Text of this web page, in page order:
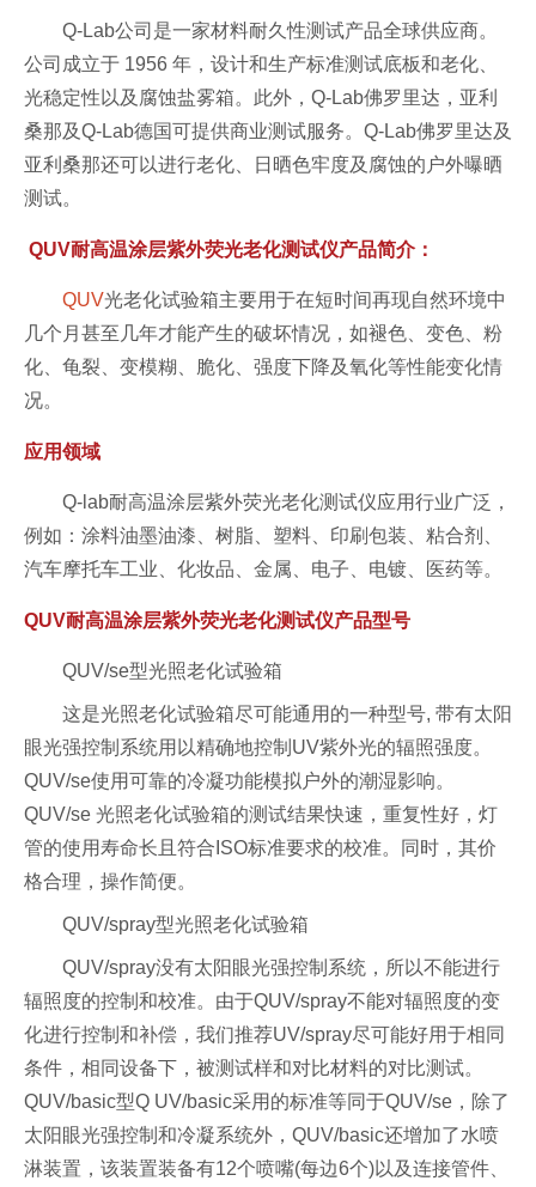
Q-Lab公司是一家材料耐久性测试产品全球供应商。
公司成立于 1956 年，设计和生产标准测试底板和老化、
光稳定性以及腐蚀盐雾箱。此外，Q-Lab佛罗里达，亚利
桑那及Q-Lab德国可提供商业测试服务。Q-Lab佛罗里达及
亚利桑那还可以进行老化、日晒色牢度及腐蚀的户外曝晒
测试。
QUV耐高温涂层紫外荧光老化测试仪产品简介：
QUV光老化试验箱主要用于在短时间再现自然环境中
几个月甚至几年才能产生的破坏情况，如褪色、变色、粉
化、龟裂、变模糊、脆化、强度下降及氧化等性能变化情
况。
应用领域
Q-lab耐高温涂层紫外荧光老化测试仪应用行业广泛，
例如：涂料油墨油漆、树脂、塑料、印刷包装、粘合剂、
汽车摩托车工业、化妆品、金属、电子、电镀、医药等。
QUV耐高温涂层紫外荧光老化测试仪产品型号
QUV/se型光照老化试验箱
这是光照老化试验箱尽可能通用的一种型号, 带有太阳
眼光强控制系统用以精确地控制UV紫外光的辐照强度。
QUV/se使用可靠的冷凝功能模拟户外的潮湿影响。
QUV/se 光照老化试验箱的测试结果快速，重复性好，灯
管的使用寿命长且符合ISO标准要求的校准。同时，其价
格合理，操作简便。
QUV/spray型光照老化试验箱
QUV/spray没有太阳眼光强控制系统，所以不能进行
辐照度的控制和校准。由于QUV/spray不能对辐照度的变
化进行控制和补偿，我们推荐UV/spray尽可能好用于相同
条件，相同设备下，被测试样和对比材料的对比测试。
QUV/basic型Q UV/basic采用的标准等同于QUV/se，除了
太阳眼光强控制和冷凝系统外，QUV/basic还增加了水喷
淋装置，该装置装备有12个喷嘴(每边6个)以及连接管件、